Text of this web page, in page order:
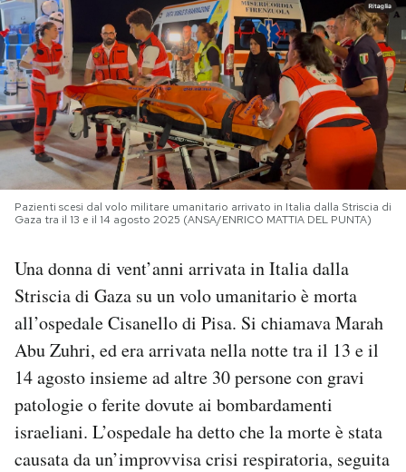
Cultura
Economia
Sport
Europa
Altrecose
Mondiali calcio 2026
PODCAST
NEWSLETTER
I MIEI PREFERITI
SHOP
CALENDARIO
AREA PERSONALE
Pazienti scesi dal volo militare umanitario arrivato in Italia dalla Striscia di
Gaza tra il 13 e il 14 agosto 2025 (ANSA/ENRICO MATTIA DEL PUNTA)
Una donna di vent’anni arrivata in Italia dalla
Striscia di Gaza su un volo umanitario è morta
all’ospedale Cisanello di Pisa. Si chiamava Marah
Abu Zuhri, ed era arrivata nella notte tra il 13 e il
14 agosto insieme ad altre 30 persone con gravi
patologie o ferite dovute ai bombardamenti
israeliani. L’ospedale ha detto che la morte è stata
causata da un’improvvisa crisi respiratoria, seguita